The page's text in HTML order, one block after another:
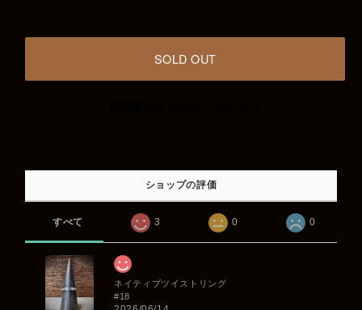
SOLD OUT
ショップの評価
すべて 3 0 0
ネイティブツイストリング
#18